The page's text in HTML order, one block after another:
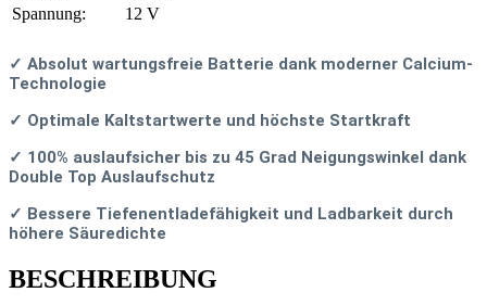
Spannung:
12 V
✓ Absolut wartungsfreie Batterie dank moderner Calcium-
Technologie
✓ Optimale Kaltstartwerte und höchste Startkraft
✓ 100% auslaufsicher bis zu 45 Grad Neigungswinkel dank
Double Top Auslaufschutz
✓ Bessere Tiefenentladefähigkeit und Ladbarkeit durch
höhere Säuredichte
BESCHREIBUNG